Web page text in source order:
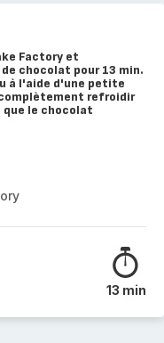
Factory et
chocolat pour 13 min.
à l'aide d'une petite
refroidir
que le chocolat
13 min